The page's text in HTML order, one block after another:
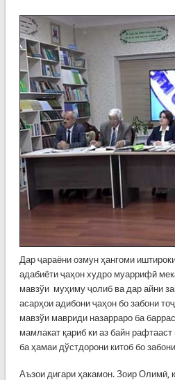
Дар ҷараёни озмун ҳангоми
адабиёти ҷаҳон худро муаррифӣ
мавзўи муҳиму ҷолиб ва дар айни
асарҳои адибони ҷаҳон бо забони
мавзўи мавриди назарраро ба
мамлакат қариб ки аз байн
ба ҳамаи дўстдорони китоб бо
Аъзои дигари ҳакамон. Зоир Олимӣ,